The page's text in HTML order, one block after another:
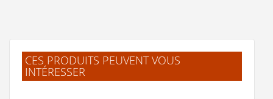
"ok!!!! merci beaucoup."
CES PRODUITS PEUVENT VOUS
INTÉRESSER